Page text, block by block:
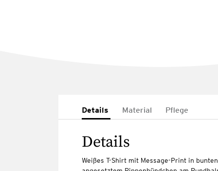
Details Material Pflege
Details
Weißes T-Shirt mit Message-Print in